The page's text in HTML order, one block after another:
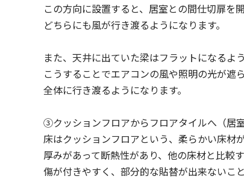
この方向に設置すると、居室との間仕切扉を
どちらにも風が行き渡るようになります。
また、天井に出ていた梁はフラットになるよ
こうすることでエアコンの風や照明の光が遮
全体に行き渡るようになります。
③クッションフロアからフロアタイルへ（居室
床はクッションフロアという、柔らかい床材
厚みがあって断熱性があり、他の床材と比較
傷が付きやすく、部分的な貼替が出来ないこ